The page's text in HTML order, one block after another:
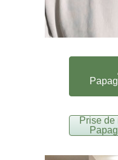
Prise de